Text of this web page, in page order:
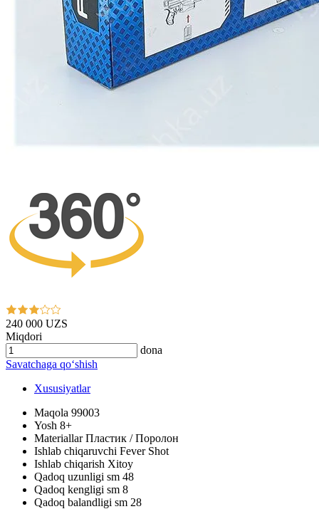
240 000 UZS
Miqdori
dona
Savatchaga qo‘shish
Xususiyatlar
Maqola 99003
Yosh 8+
MateriallarПластик / Поролон
Ishlab chiqaruvchi Fever Shot
Ishlab chiqarish Xitoy
Qadoq uzunligi sm 48
Qadoq kengligi sm 8
Qadoq balandligi sm 28